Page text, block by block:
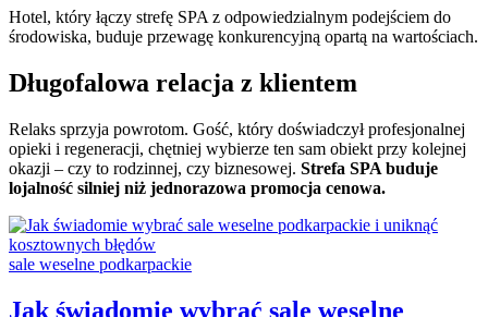
Hotel, który łączy strefę SPA z odpowiedzialnym podejściem do
środowiska, buduje przewagę konkurencyjną opartą na wartościach.
Długofalowa relacja z klientem
Relaks sprzyja powrotom. Gość, który doświadczył profesjonalnej
opieki i regeneracji, chętniej wybierze ten sam obiekt przy kolejnej
okazji – czy to rodzinnej, czy biznesowej. Strefa SPA buduje
lojalność silniej niż jednorazowa promocja cenowa.
Categories:
sale weselne podkarpackie
Jak świadomie wybrać sale weselne